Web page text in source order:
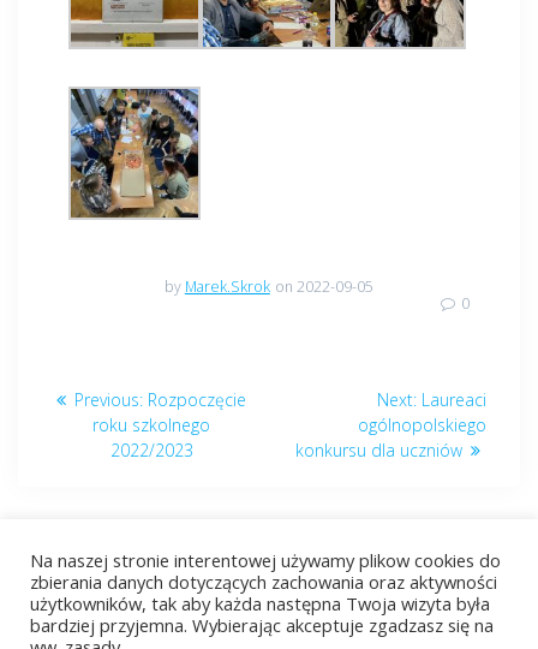
by Marek.Skrok on 2022-09-05
0
Nawigacja
wpisu
Previous: Previous
post:
Rozpoczęcie
roku szkolnego
2022/2023
Next: Next
post:
Laureaci
ogólnopolskiego
konkursu dla uczniów
© 2026 ZST Radom. Built using WordPress andEmpowerWP
Na naszej stronie interentowej używamy plikow cookies do
zbierania danych dotyczących zachowania oraz aktywności
użytkowników, tak aby każda następna Twoja wizyta była
bardziej przyjemna. Wybierając akceptuje zgadzasz się na